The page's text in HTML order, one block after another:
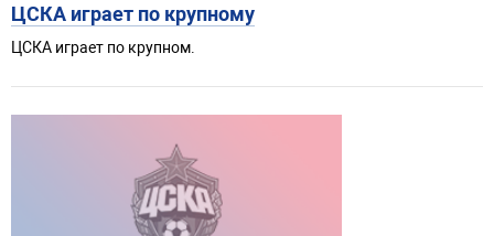
ЦСКА играет по крупному
ЦСКА играет по крупном.